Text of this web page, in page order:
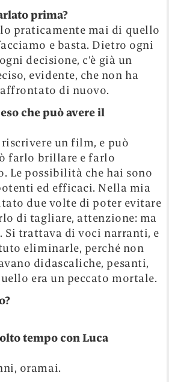
prima?
praticamente mai di quello
e basta. Dietro ogni
decisione, c’è già un
evidente, che non ha
di nuovo.
che può avere il
un film, e può
farlo brillare e farlo
Le possibilità che hai sono
ed efficaci. Nella mia
due volte di poter evitare
di tagliare, attenzione: ma
Si trattava di voci narranti, e
eliminarle, perché non
didascaliche, pesanti,
era un peccato mortale.
tempo con Luca
oramai.